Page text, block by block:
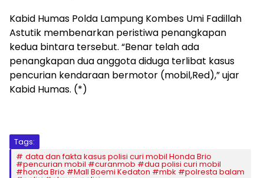
Kabid Humas Polda Lampung Kombes Umi Fadillah
Astutik membenarkan peristiwa penangkapan
kedua bintara tersebut. “Benar telah ada
penangkapan dua anggota diduga terlibat kasus
pencurian kendaraan bermotor (mobil,Red),” ujar
Kabid Humas. (*)
Tags:
data dan fakta kasus polisi curi mobil Honda Brio
#pencurian mobil #curanmob #dua polisi curi mobil
#honda Brio #Mall Boemi Kedaton #mbk #polresta balam